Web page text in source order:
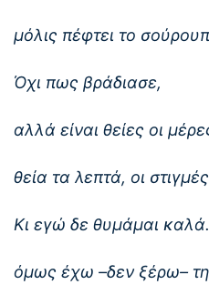
μόλις πέφτει το
Όχι πως βράδιασε,
αλλά είναι θείες οι
θεία τα λεπτά, οι
Κι εγώ δε θυμάμαι καλά.
όμως έχω –δεν ξέρω–